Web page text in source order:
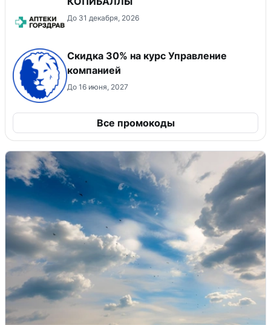
До 31 декабря, 2026
Скидка 30% на курс Управление
компанией
До 16 июня, 2027
Все промокоды